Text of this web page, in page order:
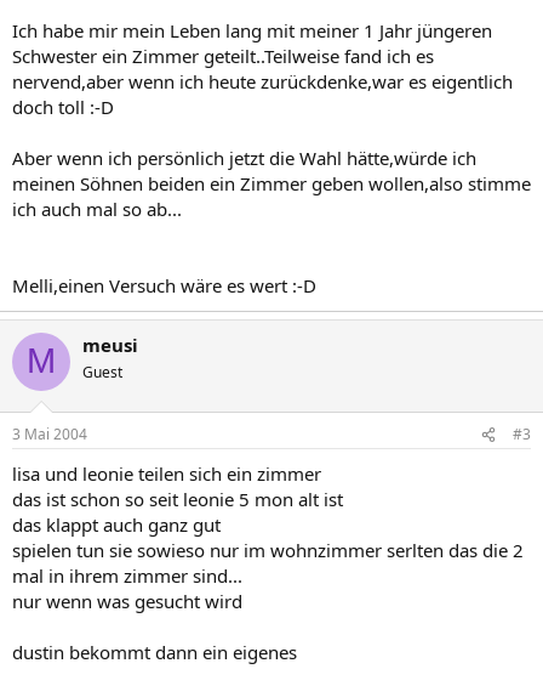
Ich habe mir mein Leben lang mit meiner 1 Jahr jüngeren
Schwester ein Zimmer geteilt..Teilweise fand ich es
nervend,aber wenn ich heute zurückdenke,war es eigentlich
doch toll :-D
Aber wenn ich persönlich jetzt die Wahl hätte,würde ich
meinen Söhnen beiden ein Zimmer geben wollen,also stimme
ich auch mal so ab...
Melli,einen Versuch wäre es wert :-D
M meusi
Guest
3 Mai 2004 #3
lisa und leonie teilen sich ein zimmer
das ist schon so seit leonie 5 mon alt ist
das klappt auch ganz gut
spielen tun sie sowieso nur im wohnzimmer serlten das die 2
mal in ihrem zimmer sind...
nur wenn was gesucht wird
dustin bekommt dann ein eigenes